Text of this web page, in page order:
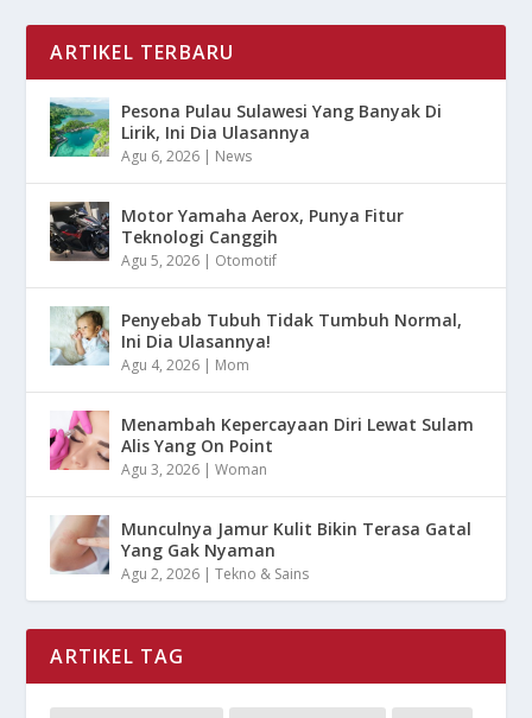
ARTIKEL TERBARU
Pesona Pulau Sulawesi Yang Banyak Di
Lirik, Ini Dia Ulasannya
Agu 6, 2026 | News
Motor Yamaha Aerox, Punya Fitur
Teknologi Canggih
Agu 5, 2026 | Otomotif
Penyebab Tubuh Tidak Tumbuh Normal,
Ini Dia Ulasannya!
Agu 4, 2026 | Mom
Menambah Kepercayaan Diri Lewat Sulam
Alis Yang On Point
Agu 3, 2026 |Woman
Munculnya Jamur Kulit Bikin Terasa Gatal
Yang Gak Nyaman
Agu 2, 2026 |Tekno & Sains
ARTIKEL TAG